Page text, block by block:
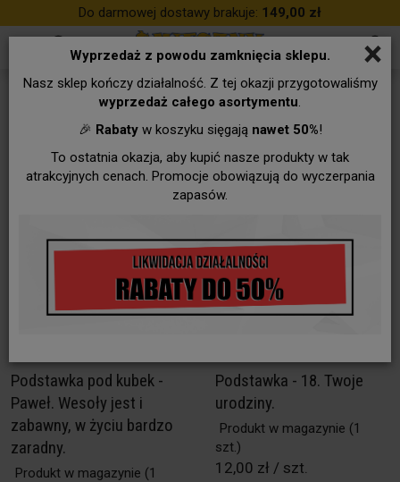
×
Wyprzedaż z powodu zamknięcia sklepu.
Nasz sklep kończy działalność. Z tej okazji przygotowaliśmy
wyprzedaż całego asortymentu.
🎉 Rabatyw koszyku sięgają nawet 50%!
To ostatnia okazja, aby kupić nasze produkty w tak
atrakcyjnych cenach. Promocje obowiązują do wyczerpania
zapasów.
Do darmowej dostawy brakuje: 149,00 zł
PODSTAWKI pod KUBKI
Podstawka pod kubek -
Paweł. Wesoły jest i
zabawny, w życiu bardzo
zaradny.
Produkt w magazynie (1
Podstawka - 18. Twoje
urodziny.
Produkt w magazynie (1
szt.)
12,00 zł / szt.